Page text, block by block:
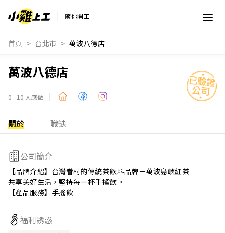
隨你開工
首頁 台北市 萬波八德店
萬波八德店
0 - 10 人應徵
關於 職缺
公司簡介
【品牌介紹】台灣眷村的傳統茶飲料品牌－萬波島嶼紅茶
共享美好生活，堅持每一杯手搖飲。
【產品服務】手搖飲
福利誘惑